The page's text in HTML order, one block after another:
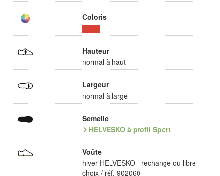
Coloris
Hauteur
normal à haut
Largeur
normal à large
Semelle
HELVESKO à profil Sport
Voûte
hiver HELVESKO - rechange ou libre
choix / réf. 902060